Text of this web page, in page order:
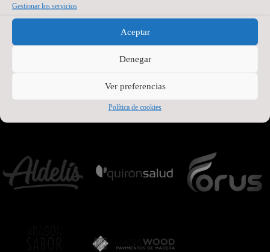
Gestionar los servicios
Aceptar
Denegar
Ver preferencias
Política de cookies